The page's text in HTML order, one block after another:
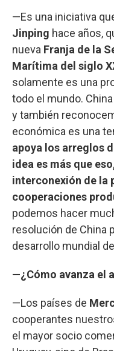
—Es una iniciativa
Jinping hace años,
nueva Franja de la
Marítima del siglo
solamente es una
todo el mundo.
y también
económica es una
apoya los arreglos
idea es más que
interconexión de la
cooperaciones
podemos hacer
resolución de China
desarrollo mundial
—¿Cómo avanza el
—Los países de
cooperantes
el mayor socio